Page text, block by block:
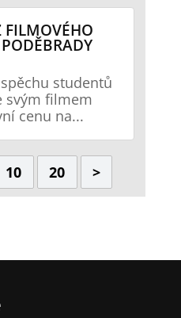
FILMOVÉHO
studentů
svým filmem
cenu na...
10 20 >